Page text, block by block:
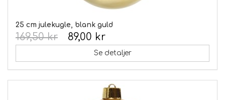
25 cm julekugle, blank guld
89,00 kr
169,50 kr
Se detaljer